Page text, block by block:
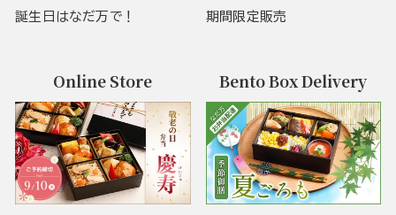
誕生日はなだ万で！ 期間限定販売
Online Store Bento Box Delivery